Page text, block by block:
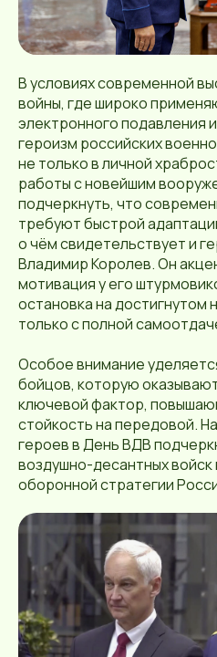
В условиях современной
войны, где широко
электронного подавления
героизм российских
не только в личной
работы с новейшим
подчеркнуть, что
требуют быстрой
о чём свидетельствует и
Владимир Королев. Он
мотивация у его
остановка на достигнутом
только с полной
Особое внимание
бойцов, которую
ключевой фактор,
стойкость на передовой.
героев в День ВДВ
воздушно-десантных
оборонной стратегии